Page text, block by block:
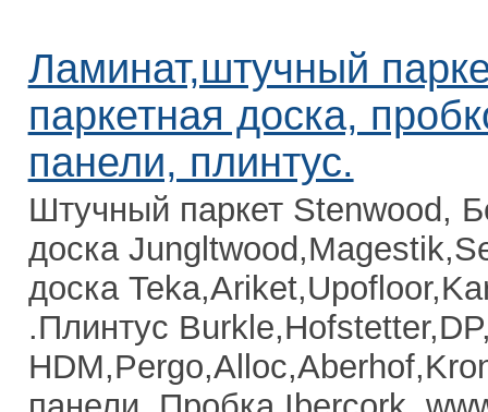
Ламинат,штучный
паркетная доска,
панели, плинтус.
Штучный паркет Stenwood,
доска
доска
.Плинтус